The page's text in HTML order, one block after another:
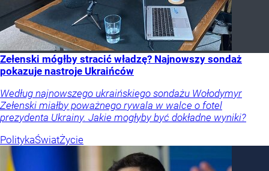
Zełenski mógłby stracić władzę? Najnowszy sondaż
pokazuje nastroje Ukraińców
Według najnowszego ukraińskiego sondażu Wołodymyr
Zełenski miałby poważnego rywala w walce o fotel
prezydenta Ukrainy. Jakie mogłyby być dokładne wyniki?
PolitykaŚwiatŻycie